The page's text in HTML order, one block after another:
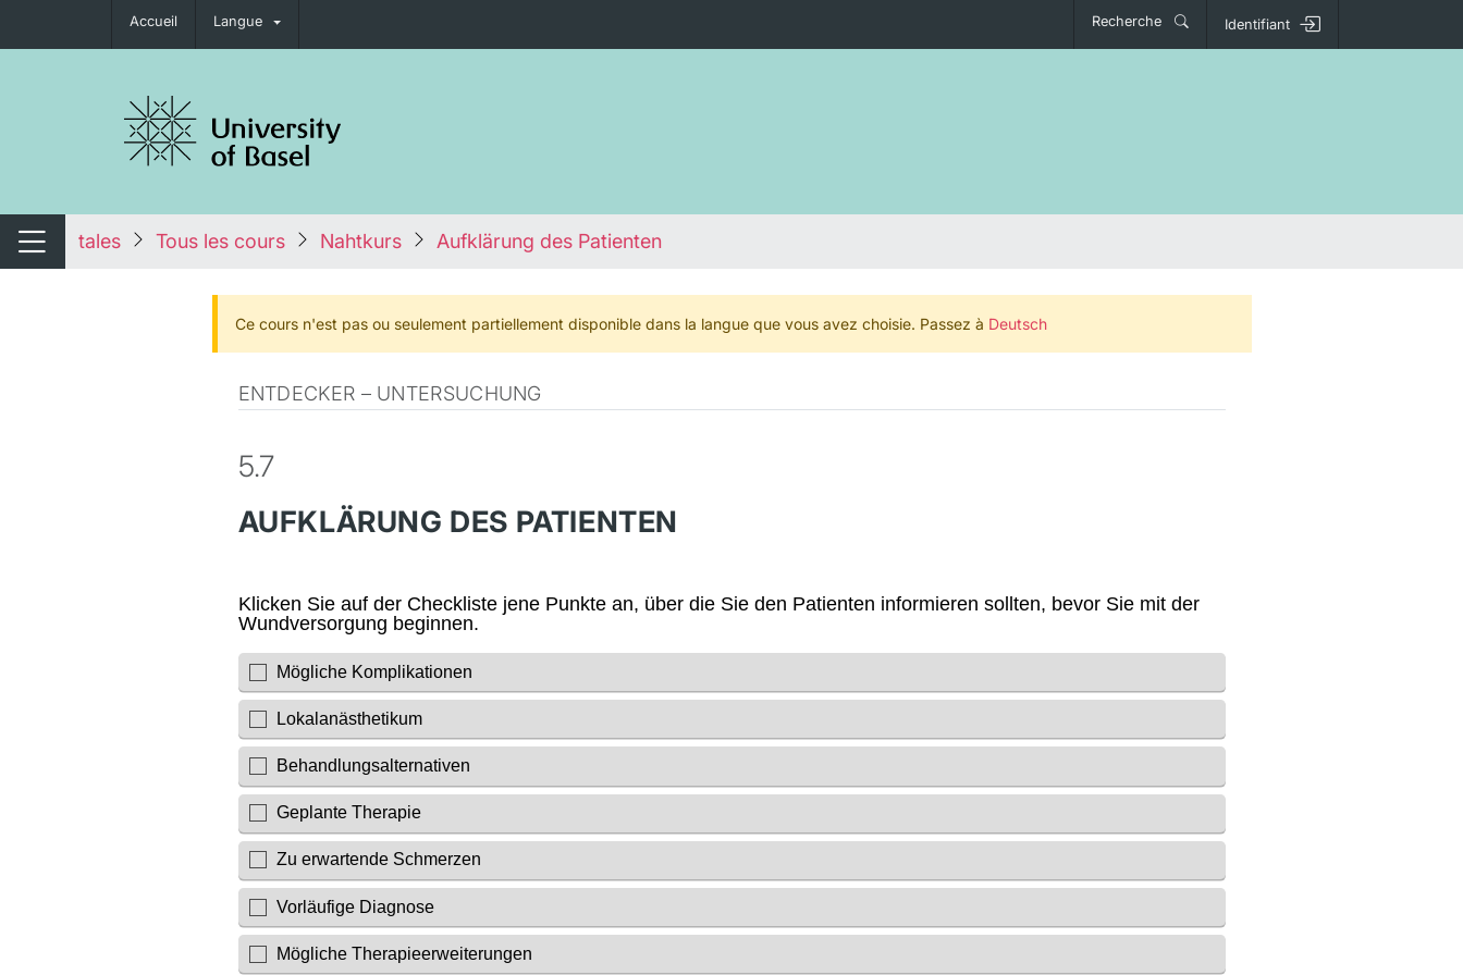
Accueil Langue Recherche Identifiant
de navigation
Changer de navigation
tales Tous les cours Nahtkurs Aufklärung des Patienten
Ce cours n'est pas ou seulement partiellement disponible dans la langue que vous avez choisie. Passez à Deutsch
ENTDECKER – UNTERSUCHUNG
5.7
AUFKLÄRUNG DES PATIENTEN